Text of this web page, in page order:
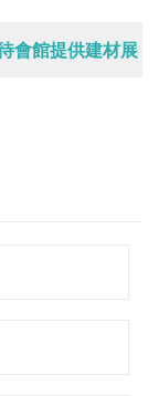
會館提供建材展